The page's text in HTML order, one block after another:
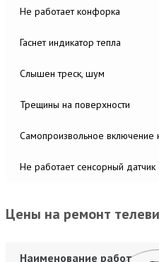
Не работает конфорка
Гаснет индикатор тепла
Слышен треск, шум
Трещины на поверхности
Самопроизвольное включение
Не работает сенсорный датчик
Цены на ремонт
Наименование работ